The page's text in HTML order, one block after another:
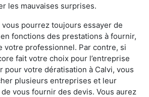
les mauvaises surprises.
vous pourrez toujours essayer de
fonctions des prestations à fournir,
votre professionnel. Par contre, si
fait votre choix pour l’entreprise
pour votre dératisation à Calvi, vous
plusieurs entreprises et leur
vous fournir des devis. Vous aurez